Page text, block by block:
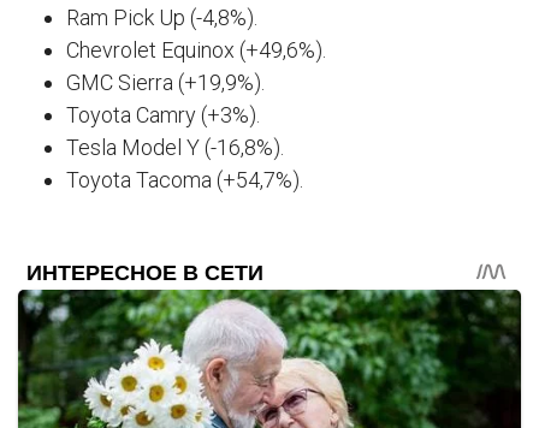
Ram Pick Up (-4,8%).
Chevrolet Equinox (+49,6%).
GMC Sierra (+19,9%).
Toyota Camry (+3%).
Tesla Model Y (-16,8%).
Toyota Tacoma (+54,7%).